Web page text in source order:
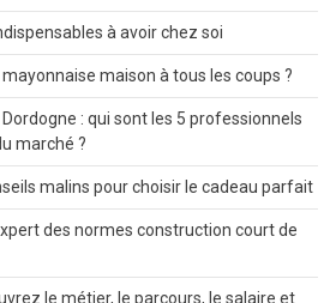
à avoir chez soi
maison à tous les coups ?
: qui sont les 5 professionnels
marché ?
malins pour choisir le cadeau parfait
des normes construction court de
le métier, le parcours, le salaire et